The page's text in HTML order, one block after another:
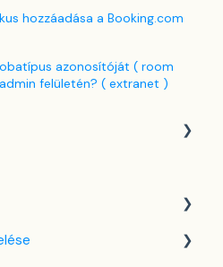
hozzáadása a Booking.com
azonosítóját ( room
felületén? ( extranet )